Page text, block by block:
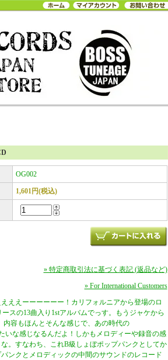
OG002
1,601円(税込)
» 特定商取引法に基づく表記 (返品など)
» For International Customers
ええーーーーーー！カリフォルニアから登場のロ
スの13曲入り1stアルバムでっす。もうジャケから
容もほんとそんな感じで、あの時代の
いな感じなるんだよ！しかもメロディーや録音の感
。すなわち、これB級しょぼポップパンクとしてか
ンクとメロディックの中間のサウンドのレコード